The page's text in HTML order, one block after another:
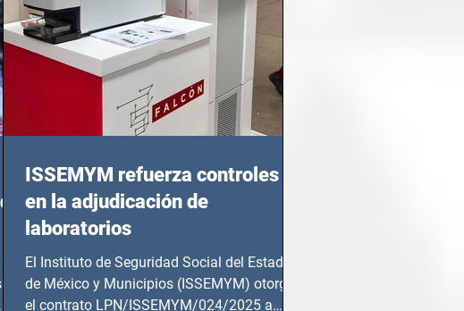
ISSEMYM refuerza controles
en la adjudicación de
laboratorios
El Instituto de Seguridad Social del Estado
de México y Municipios (ISSEMYM) otorgó
el contrato LPN/ISSEMYM/024/2025 a